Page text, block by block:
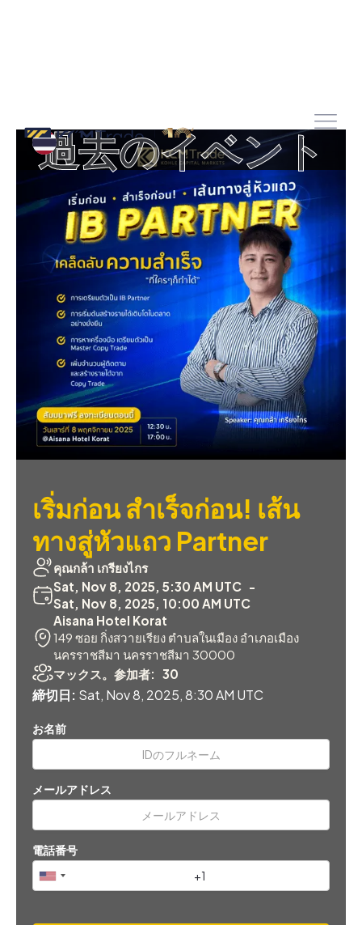
เริ่มก่อน สำเร็จก่อน! เส้น
ทางสู่หัวแถว Partner
คุณกล้า เกรียงไกร
Sat, Nov 8, 2025, 5:30 AM UTC -
Sat, Nov 8, 2025, 10:00 AM UTC
Aisana Hotel Korat
149 ซอย กิ่งสวายเรียง ตำบลในเมือง อำเภอเมือง
นครราชสีมา นครราชสีมา 30000
マックス。参加者: 30
締切日: Sat, Nov 8, 2025, 8:30 AM UTC
お名前
メールアドレス
電話番号
過去のイベント